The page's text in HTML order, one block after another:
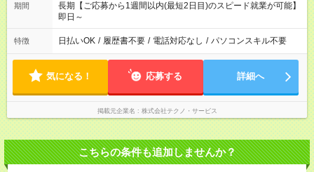
期間
長期【ご応募から1週間以内(最短2日目)のスピード就業が可能】
即日～
特徴 日払いOK / 履歴書不要 / 電話対応なし / パソコンスキル不要
気になる！ 応募する 詳細へ
掲載元企業名 株式会社テクノ・サービス
こちらの条件も追加しませんか？